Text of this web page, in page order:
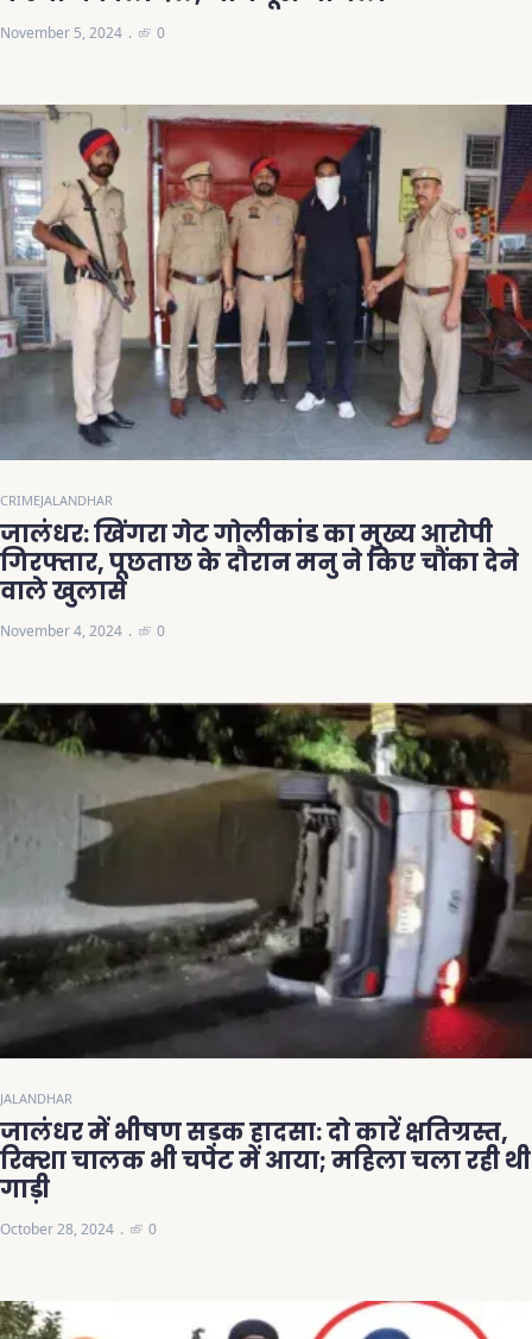
November 5, 2024 0
CRIMEJALANDHAR
जालंधर: खिंगरा गेट गोलीकांड का मुख्य आरोपी
गिरफ्तार, पूछताछ के दौरान मनु ने किए चौंका देने
वाले खुलासे
November 4, 2024 0
JALANDHAR
जालंधर में भीषण सड़क हादसा: दो कारें क्षतिग्रस्त,
रिक्शा चालक भी चपेट में आया; महिला चला रही थी
गाड़ी
October 28, 2024 0